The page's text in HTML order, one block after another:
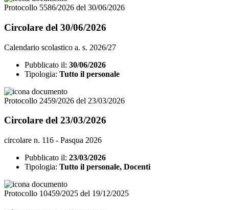
Protocollo 5586/2026 del 30/06/2026
Circolare del 30/06/2026
Calendario scolastico a. s. 2026/27
Pubblicato il: 30/06/2026
Tipologia: Tutto il personale
Protocollo 2459/2026 del 23/03/2026
Circolare del 23/03/2026
circolare n. 116 - Pasqua 2026
Pubblicato il: 23/03/2026
Tipologia: Tutto il personale, Docenti
Protocollo 10459/2025 del 19/12/2025